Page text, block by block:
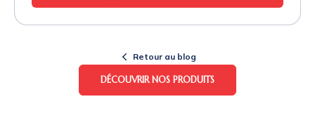
Retour au blog
DÉCOUVRIR NOS PRODUITS